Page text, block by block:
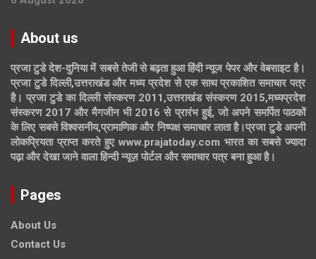
About us
प्रजा टुडे देश-दुनिया में सबसे तेजी से बढ़ता हुआ हिंदी न्यूज पेपर और वेबसाइट है।
प्रजा टुडे दिल्ली,उत्तराखंड और मध्य प्रदेश से एक साथ प्रकाशित समाचार पत्र
है। प्रजा टुडे का दिल्ली संस्करण 2011,उत्तराखंड संस्करण 2015,मध्यप्रदेश
संस्करण 2017 और मैगजीन भी 2016 से प्रारंभ हुई, जो अपने समर्पित पाठकों
के लिए सबसे विश्वसनीय,प्रामाणिक और निष्पक्ष समाचार लाता है।प्रजा टुडे अपनी
लोकप्रियता प्राप्त करते हुए www.prajatoday.com भारत का सबसे ज्यादा
पढ़ा और देखा जाने वाला हिन्दी न्यूज़ पोर्टल और समाचार पत्र बना हुआ है।
Pages
About Us
Contact Us